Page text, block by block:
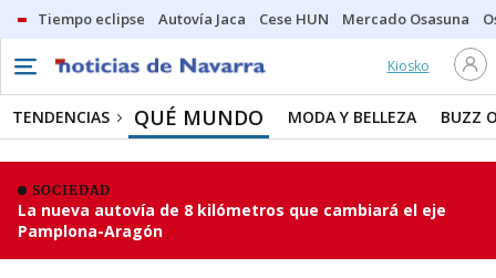
Tiempo eclipse Autovía Jaca Cese HUN Mercado Osasuna
Kiosko
TENDENCIAS QUÉ MUNDO MODA Y BELLEZA BUZZ
SOCIEDAD
La nueva autovía de 8 kilómetros que cambiará el eje
Pamplona-Aragón